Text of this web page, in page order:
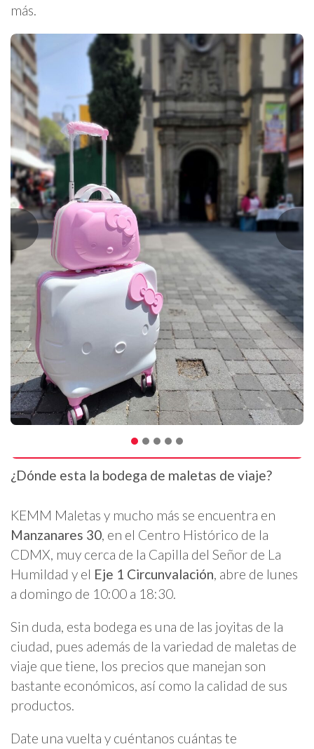
más.
¿Dónde esta la bodega de maletas de viaje?
KEMM Maletas y mucho más se encuentra en
Manzanares 30, en el Centro Histórico de la
CDMX, muy cerca de la Capilla del Señor de La
Humildad y el Eje 1 Circunvalación, abre de lunes
a domingo de 10:00 a 18:30.
Sin duda, esta bodega es una de las joyitas de la
ciudad, pues además de la variedad de maletas de
viaje que tiene, los precios que manejan son
bastante económicos, así como la calidad de sus
productos.
Date una vuelta y cuéntanos cuántas te